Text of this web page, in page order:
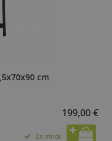
cm
199,00 €
En stock